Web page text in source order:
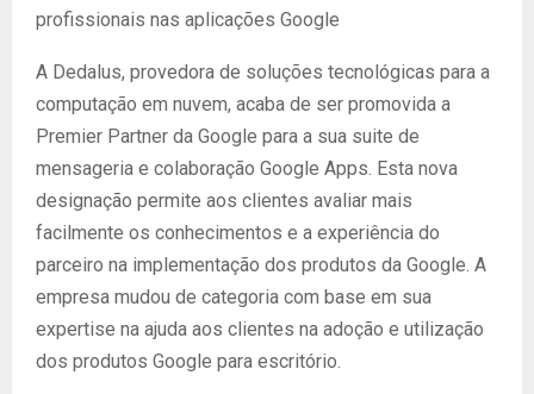
profissionais nas aplicações Google
A Dedalus, provedora de soluções tecnológicas para a
computação em nuvem, acaba de ser promovida a
Premier Partner da Google para a sua suite de
mensageria e colaboração Google Apps. Esta nova
designação permite aos clientes avaliar mais
facilmente os conhecimentos e a experiência do
parceiro na implementação dos produtos da Google. A
empresa mudou de categoria com base em sua
expertise na ajuda aos clientes na adoção e utilização
dos produtos Google para escritório.